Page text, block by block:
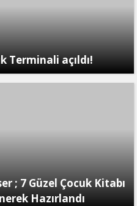
Terminali açıldı!
; 7 Güzel Çocuk Kitabı
Hazırlandı